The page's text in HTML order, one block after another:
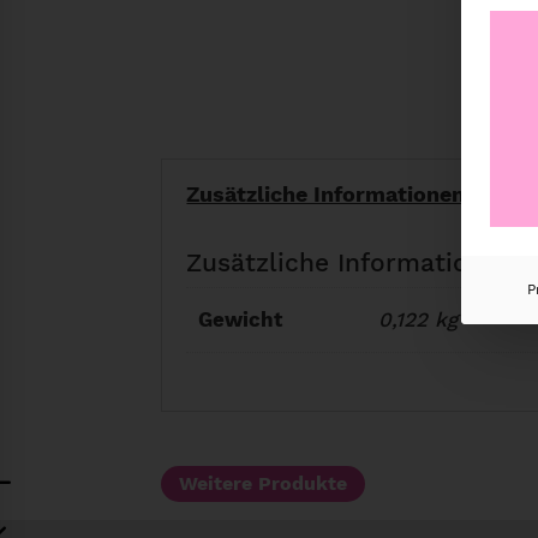
Zusätzliche Informationen
Zusätzliche Informationen
Gewicht 0,122 kg
Weitere Produkte